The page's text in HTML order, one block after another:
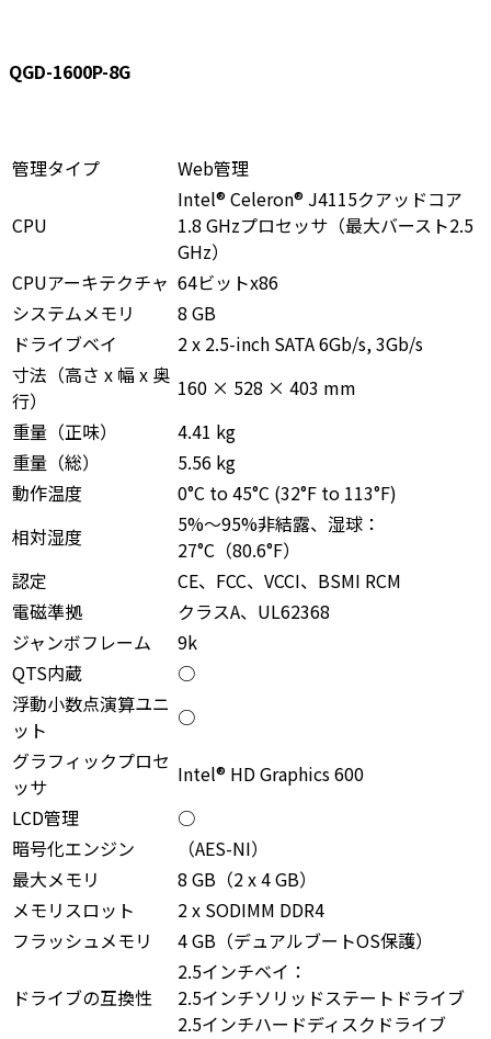
QGD-1600P-8G
管理タイプ Web管理
CPU
Intel® Celeron® J4115クアッドコア
1.8 GHzプロセッサ（最大バースト2.5
GHz）
CPUアーキテクチャ 64ビットx86
システムメモリ
8 GB
ドライブベイ
2 x 2.5-inch SATA 6Gb/s, 3Gb/s
寸法（高さ x 幅 x 奥
行）
160 × 528 × 403 mm
重量（正味）
4.41 kg
重量（総）
5.56 kg
動作温度
0°C to 45°C (32°F to 113°F)
相対湿度
5%～95%非結露、湿球：
27°C（80.6°F）
認定
CE、FCC、VCCI、BSMI RCM
電磁準拠
クラスA、UL62368
ジャンボフレーム
9k
QTS内蔵
○
浮動小数点演算ユニ
ット
○
グラフィックプロセ
ッサ
Intel® HD Graphics 600
LCD管理
○
暗号化エンジン
（AES-NI）
最大メモリ
8 GB（2 x 4 GB）
メモリスロット
2 x SODIMM DDR4
フラッシュメモリ
4 GB（デュアルブートOS保護）
ドライブの互換性
2.5インチベイ：
2.5インチソリッドステートドライブ
2.5インチハードディスクドライブ